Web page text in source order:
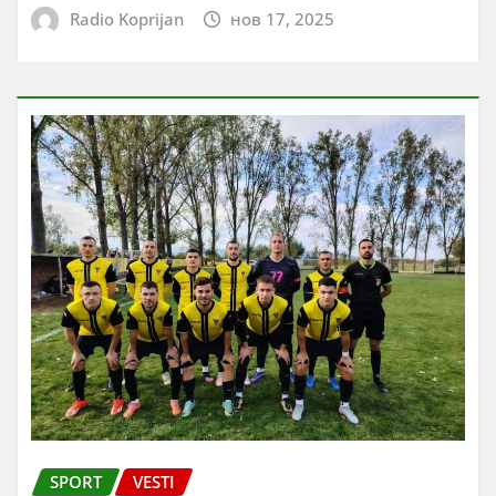
Radio Koprijan нов 17, 2025
SPORT VESTI